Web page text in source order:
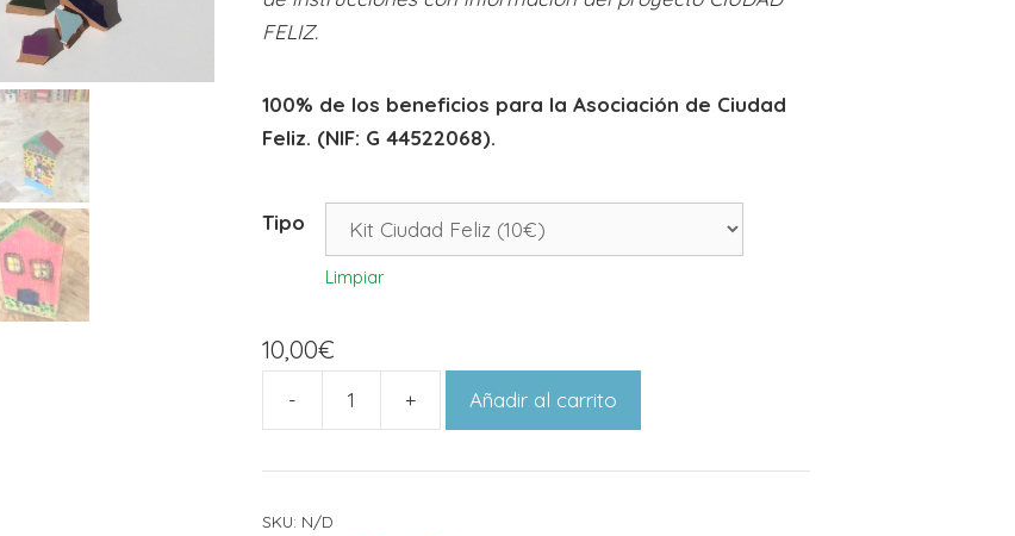
FELIZ.
100% de los beneficios para la Asociación de Ciudad
Feliz. (NIF: G 44522068).
Tipo
Limpiar
10,00€
- + Añadir al carrito
SKU: N/D